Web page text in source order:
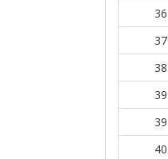
36
37
38
39
39
40